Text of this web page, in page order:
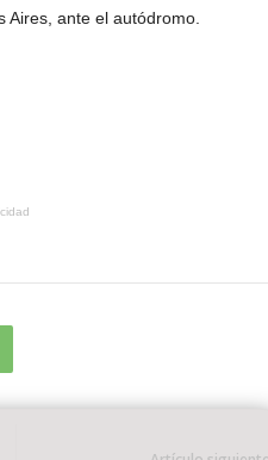
ante el autódromo.